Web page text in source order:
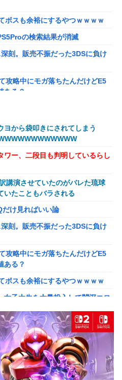
ボスも余裕にするやつｗｗｗｗ
の検索結果が消滅
刻。販売不振だった3DSに負け
攻略中にモガ落ちたんだけどE5
ある？
スも余裕にするやつｗｗｗｗ
たびに思うんだ 空母機動部隊っ
ンはどうなさいますか？」ワイ喪
w w w w w w w w w w
ロボットはデタラメで遠隔操作し
女が怒ってるのか分かんない奴
前らは勿論わかるよ
祭でコーヒーカップを作って大盛
見たことあると話題に
」シリーズが強すぎると話題に
つき楽しみにしてたら動物の死肉
とリンクって毎回結ばれずに別の
本当…？
社も一斉に韓国サッカー協会を
」→「国際的な信用失墜の危
ヨから袋叩きにされてしまう
ワー、二段目も判明しているらし
講演させていたのがバレた琉球
いたこともバラされる
け見ればいい論
刻。販売不振だった3DSに負け
攻略中にモガ落ちたんだけどE5
ある？
ボスも余裕にするやつｗｗｗｗ
女子大生を大量投入して闇深エロ
ませてあげた結果ｗｗｗｗ
ペの検査してみた…みんなこれわ
ガイすぎるwwwwww